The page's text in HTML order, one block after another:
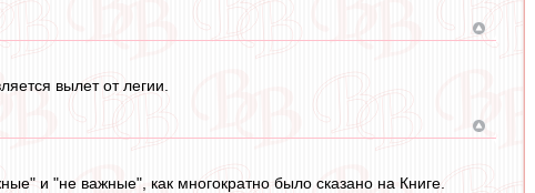
вылет от легии.
и "не важные", как многократно было сказано на Книге.